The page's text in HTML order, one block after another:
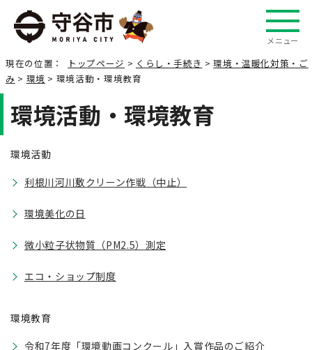
メニュー
現在の位置： トップページ > くらし・手続き >環境・温暖化対策・ご
み > 環境 > 環境活動・環境教育
環境活動・環境教育
環境活動
利根川河川敷クリーン作戦（中止）
環境美化の日
微小粒子状物質（PM2.5）測定
エコ・ショップ制度
環境教育
令和7年度「環境動画コンクール」入賞作品のご紹介